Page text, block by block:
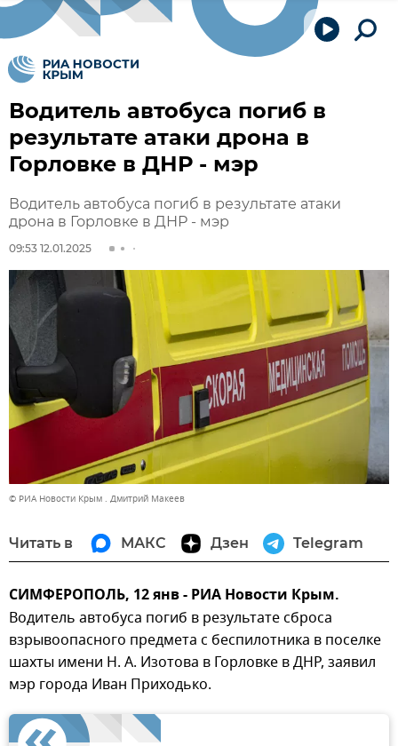
Водитель автобуса погиб в
результате атаки дрона в
Горловке в ДНР - мэр
Водитель автобуса погиб в результате атаки
дрона в Горловке в ДНР - мэр
09:53 12.01.2025
© РИА Новости Крым . Дмитрий Макеев
Читать в МАКС Дзен Telegram
СИМФЕРОПОЛЬ, 12 янв - РИА Новости Крым.
Водитель автобуса погиб в результате сброса
взрывоопасного предмета с беспилотника в поселке
шахты имени Н. А. Изотова в Горловке в ДНР, заявил
мэр города Иван Приходько.